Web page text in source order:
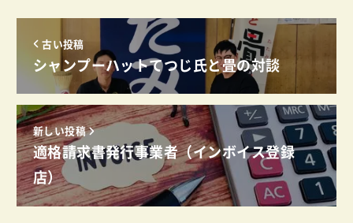
古い投稿
シャンプーハットてつじ氏と畳の対談
新しい投稿
適格請求書発行事業者（インボイス登録
店）